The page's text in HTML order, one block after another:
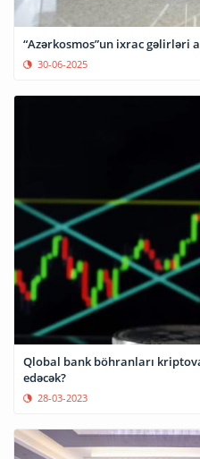
“Azərkosmos”un ixrac gəlirləri
30-06-2025
Qlobal bank böhranları
edəcək?
28-03-2023